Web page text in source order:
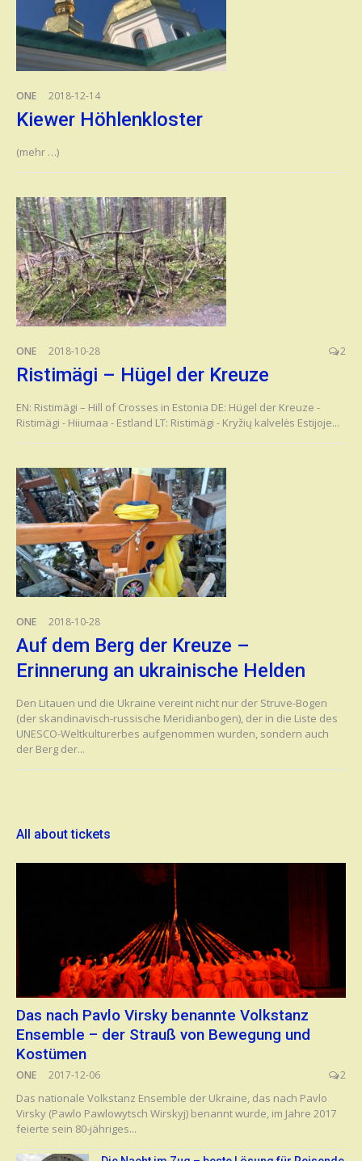
ONE 2018-12-14
Kiewer Höhlenkloster
(mehr …)
ONE 2018-10-28 2
Ristimägi – Hügel der Kreuze
EN: Ristimägi – Hill of Crosses in Estonia DE: Hügel der Kreuze -
Ristimägi - Hiiumaa - Estland LT: Ristimägi - Kryžių kalvelės Estijoje...
ONE 2018-10-28
Auf dem Berg der Kreuze –
Erinnerung an ukrainische Helden
Den Litauen und die Ukraine vereint nicht nur der Struve-Bogen
(der skandinavisch-russische Meridianbogen), der in die Liste des
UNESCO-Weltkulturerbes aufgenommen wurden, sondern auch
der Berg der...
All about tickets
Das nach Pavlo Virsky benannte Volkstanz
Ensemble – der Strauß von Bewegung und
Kostümen
ONE 2017-12-06 2
Das nationale Volkstanz Ensemble der Ukraine, das nach Pavlo
Virsky (Pawlo Pawlowytsch Wirskyj) benannt wurde, im Jahre 2017
feierte sein 80-jähriges...